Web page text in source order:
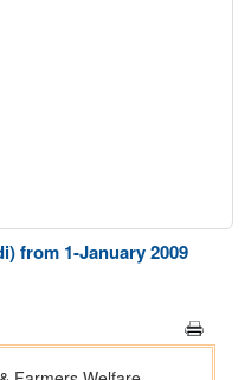
from 1-January 2009